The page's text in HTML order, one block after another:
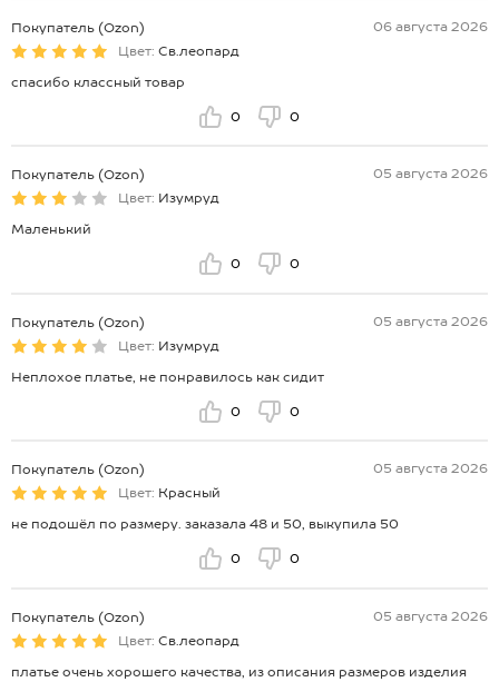
Покупатель (Ozon)
06 августа 2026
Цвет: Св.леопард
спасибо классный товар
0 0
Покупатель (Ozon)
05 августа 2026
Цвет: Изумруд
Маленький
0 0
Покупатель (Ozon)
05 августа 2026
Цвет: Изумруд
Неплохое платье, не понравилось как сидит
0 0
Покупатель (Ozon)
05 августа 2026
Цвет: Красный
не подошёл по размеру. заказала 48 и 50, выкупила 50
0 0
Покупатель (Ozon)
05 августа 2026
Цвет: Св.леопард
платье очень хорошего качества, из описания размеров изделия